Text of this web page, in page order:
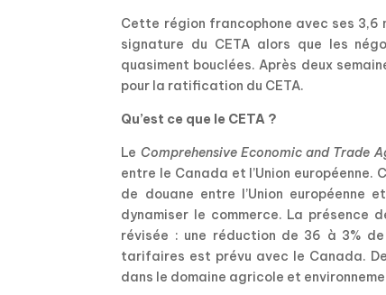
Cette région francophone avec ses 3,6
signature du CETA alors que les
quasiment bouclées. Après deux
pour la ratification du CETA.
Qu’est ce que le CETA ?
Le Comprehensive Economic and Trade
entre le Canada et l’Union
de douane entre l’Union
dynamiser le commerce. La présence
révisée : une réduction de 36 à 3%
tarifaires est prévu avec le Canada.
dans le domaine agricole et